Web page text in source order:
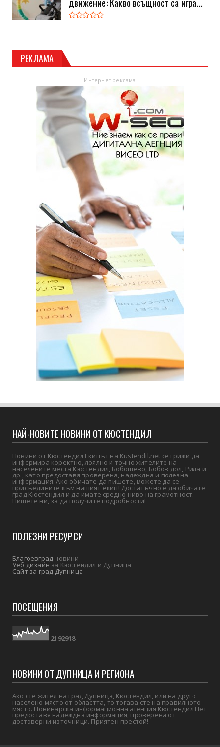
РЕКЛАМА
- Интернет реклама -
НАЙ-НОВИТЕ НОВИНИ ОТ КЮСТЕНДИЛ
Новини от Кюстендил Екипът на Kustendil.net се грижи да
информира коректно, лоялно и точно жителите на
населените места Кюстендил, Бобошево, Бобов дол, Рила и
др., като предоставя проверена, надеждна и полезна
информация. Ако обичате да пишете, можете да се
присъедините към нашият екип! Достатъчно е да обичате
град Кюстендил и да имате средно ниво на грамотност.
Пишете ни, за да получите подробности!
ПОЛЕЗНИ РЕСУРСИ
Благоевград новини
Уеб дизайнза Кюстендил и Дупница
Сайт за град Дупница
ПОСЕЩЕНИЯ
21 92918
НОВИНИ ОТ ДУПНИЦА И РЕГИОНА
Ако сте жител на град Дупница, Кюстендил, или на друго
населено място от областта, то тогава сте на правилното
място. Новинарска информационна агенция Кюстендил Нет
предоставя надеждна информация, проверена от
достоверни източници. Приятен престой!